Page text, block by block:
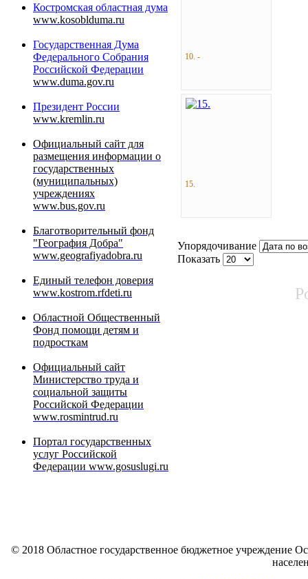
Костромская областная дума
www.kosoblduma.ru
Государственная Дума
Федерального Собрания
Российской Федерации
www.duma.gov.ru
Президент России
www.kremlin.ru
Официальный сайт для
размещения информации о
государственных
(муниципальных)
учреждениях
www.bus.gov.ru
Благотворительный фонд
"География Добра"
www.geografiyadobra.ru
Единый телефон доверия
www.kostrom.rfdeti.ru
Областной Общественный
Фонд помощи детям и
подросткам
Официальный сайт
Министерство труда и
социальной защиты
Российской Федерации
www.rosmintrud.ru
Портал государственных
услуг Российской
Федерации www.gosuslugi.ru
10. -
15.
Упорядочивание
Показать
© 2018 Областное государственное бюджетное учреждение